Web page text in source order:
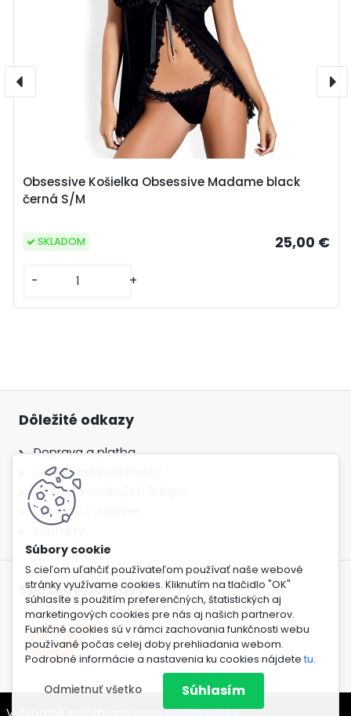
S cieľom uľahčiť používateľom používať naše webové
stránky využívame cookies. Kliknutím na tlačidlo "OK"
súhlasíte s použitím preferenčných, štatistických aj
marketingových cookies pre nás aj našich partnerov.
Funkčné cookies sú v rámci zachovania funkčnosti webu
používané počas celej doby prehliadania webom.
Podrobné informácie a nastavenia ku cookies nájdete tu.
Odmietnuť všetko Súhlasím
Obsessive Košielka Obsessive Madame black
černá S/M
25,00 €
- +
SKLADOM
Dôležité odkazy
Doprava a platba
Obchodné podmienky
Ochrana osobných údajov
Výmena / vrátenie
Spôsoby dopravy